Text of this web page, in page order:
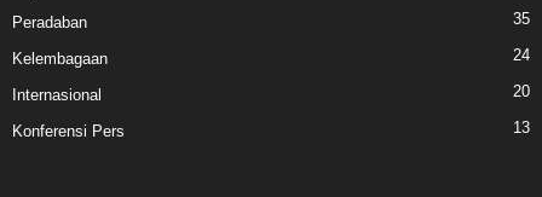
Peradaban 35
Kelembagaan 24
Internasional 20
Konferensi Pers 13